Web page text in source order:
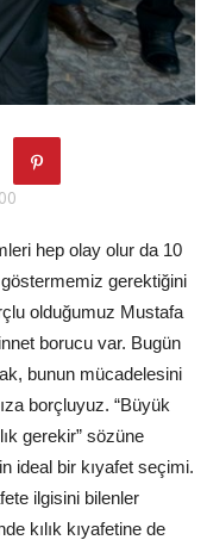
hep olay olur da 10
gerektiğini
olduğumuz Mustafa
borucu var. Bugün
bunun mücadelesini
borçluyuz. “Büyük
gerekir” sözüne
ideal bir kıyafet seçimi.
ilgisini bilenler
kılık kıyafetine de